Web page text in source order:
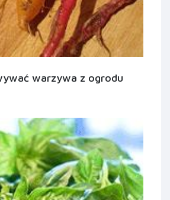
warzywa z ogrodu